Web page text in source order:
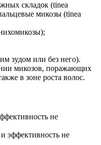
складок (tinea
микозы (tinea
зудом или без него).
микозов, поражающих
в зоне роста волос.
не
эффективность не